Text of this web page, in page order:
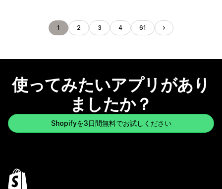
1 2 3 4 61
使ってみたいアプリがあり
ましたか？
Shopifyを3日間無料でお試しください